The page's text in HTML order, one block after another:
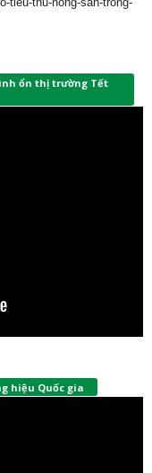
ổn thị trường Tết
hiệu Quốc gia